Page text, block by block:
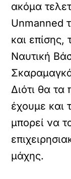
ακόμα
Unmanned
και
Ναυτική
Διότι θα
έχουμε και
μπορεί να
μάχης.